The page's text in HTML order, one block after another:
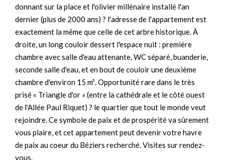
donnant sur la place et l'olivier millénaire installé l'an
dernier (plus de 2000 ans) ? l'adresse de l'appartement est
exactement la même que celle de cet arbre historique. À
droite, un long couloir dessert l'espace nuit : première
chambre avec salle d'eau attenante, WC séparé, buanderie,
seconde salle d'eau, et en bout de couloir une deuxième
chambre d'environ 15 m². Opportunité rare dans le très
prisé « Triangle d'or » (entre la cathédrale et le côté ouest
de l'Allée Paul Riquet) ? le quartier que tout le monde veut
rejoindre. Ce symbole de paix et de prospérité va sûrement
vous plaire, et cet appartement peut devenir votre havre
de paix au coeur du Béziers recherché. Visites sur rendez-
vous.